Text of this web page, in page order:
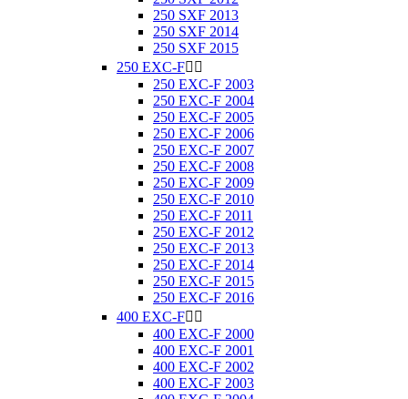
250 SXF 2013
250 SXF 2014
250 SXF 2015
250 EXC-F 
250 EXC-F 2003
250 EXC-F 2004
250 EXC-F 2005
250 EXC-F 2006
250 EXC-F 2007
250 EXC-F 2008
250 EXC-F 2009
250 EXC-F 2010
250 EXC-F 2011
250 EXC-F 2012
250 EXC-F 2013
250 EXC-F 2014
250 EXC-F 2015
250 EXC-F 2016
400 EXC-F 
400 EXC-F 2000
400 EXC-F 2001
400 EXC-F 2002
400 EXC-F 2003